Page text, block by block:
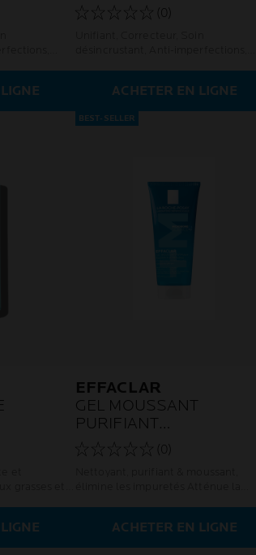
(0)
ACHETER EN LIGNE
BEST-SELLER
EFFACLAR
GEL MOUSSANT
PURIFIANT
RECHARGEABLE
(0)
ACHETER EN LIGNE